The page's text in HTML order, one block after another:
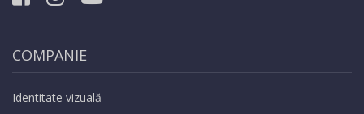
COMPANIE
Identitate vizuală